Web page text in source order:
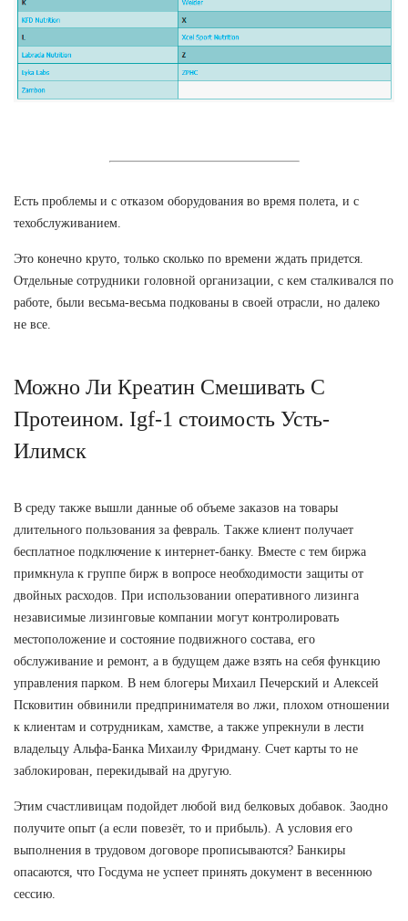
Есть проблемы и с отказом оборудования во время полета, и с
техобслуживанием.
Это конечно круто, только сколько по времени ждать придется.
Отдельные сотрудники головной организации, с кем сталкивался по
работе, были весьма-весьма подкованы в своей отрасли, но далеко
не все.
Можно Ли Креатин Смешивать С
Протеином. Igf-1 стоимость Усть-
Илимск
В среду также вышли данные об объеме заказов на товары
длительного пользования за февраль. Также клиент получает
бесплатное подключение к интернет-банку. Вместе с тем биржа
примкнула к группе бирж в вопросе необходимости защиты от
двойных расходов. При использовании оперативного лизинга
независимые лизинговые компании могут контролировать
местоположение и состояние подвижного состава, его
обслуживание и ремонт, а в будущем даже взять на себя функцию
управления парком. В нем блогеры Михаил Печерский и Алексей
Псковитин обвинили предпринимателя во лжи, плохом отношении
к клиентам и сотрудникам, хамстве, а также упрекнули в лести
владельцу Альфа-Банка Михаилу Фридману. Счет карты то не
заблокирован, перекидывай на другую.
Этим счастливицам подойдет любой вид белковых добавок. Заодно
получите опыт (а если повезёт, то и прибыль). А условия его
выполнения в трудовом договоре прописываются? Банкиры
опасаются, что Госдума не успеет принять документ в весеннюю
сессию.